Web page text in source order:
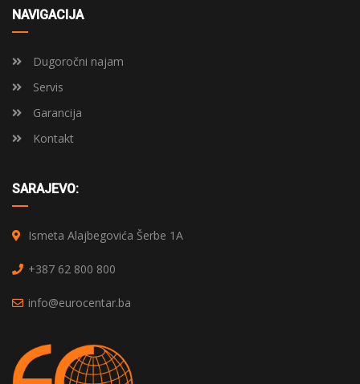
NAVIGACIJA
Dugoročni najam
Servis
Garancija
Kontakt
SARAJEVO:
Ismeta Alajbegovića Šerbe 1A
+387 62 800 800
info@eurocentar.ba